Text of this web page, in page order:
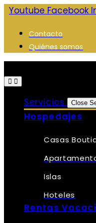
Saltar
contenido
Youtube Facebook
Contacto
Quiénes somos
Servicios Close
Hospedajes
Casas
Islas
Hoteles
Rentas